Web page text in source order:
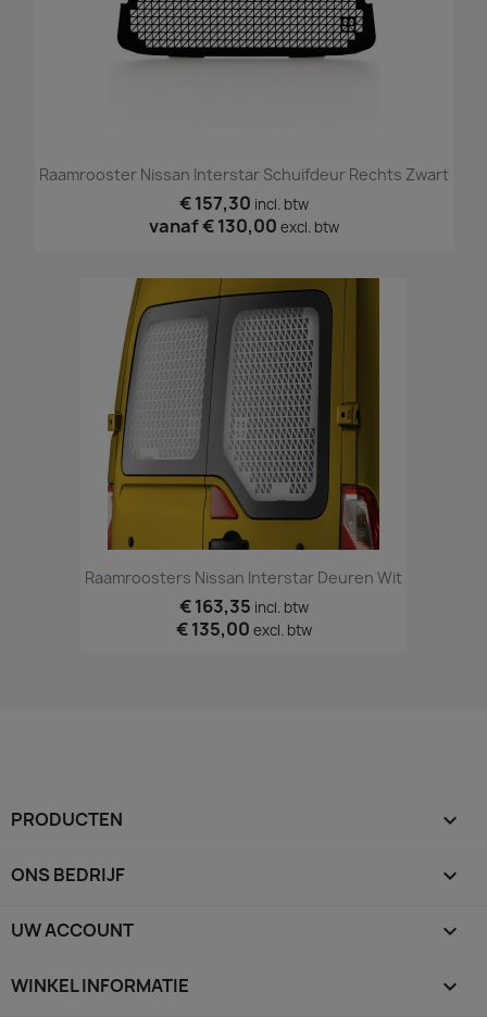
Raamrooster Nissan Interstar Schuifdeur Rechts Zwart
€ 157,30 incl. btw
vanaf€ 130,00 excl. btw
Raamroosters Nissan Interstar Deuren Wit
€ 163,35 incl. btw
€ 135,00 excl. btw
PRODUCTEN 
ONS BEDRIJF 
UW ACCOUNT 
WINKEL INFORMATIE keyboard_arrow_down